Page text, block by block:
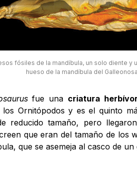
fósiles de la mandíbula, un solo diente y
hueso de la mandíbula del
fue una criatura
los Ornitópodos y es el quinto
reducido tamaño, pero
que eran del tamaño de los
que se asemeja al casco de un